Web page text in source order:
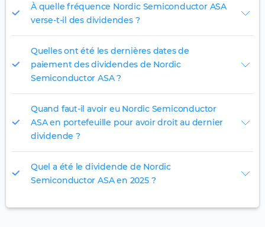
À quelle fréquence Nordic Semiconductor ASA
verse-t-il des dividendes ?
Quelles ont été les dernières dates de
paiement des dividendes de Nordic
Semiconductor ASA ?
Quand faut-il avoir eu Nordic Semiconductor
ASA en portefeuille pour avoir droit au dernier
dividende ?
Quel a été le dividende de Nordic
Semiconductor ASA en 2025 ?